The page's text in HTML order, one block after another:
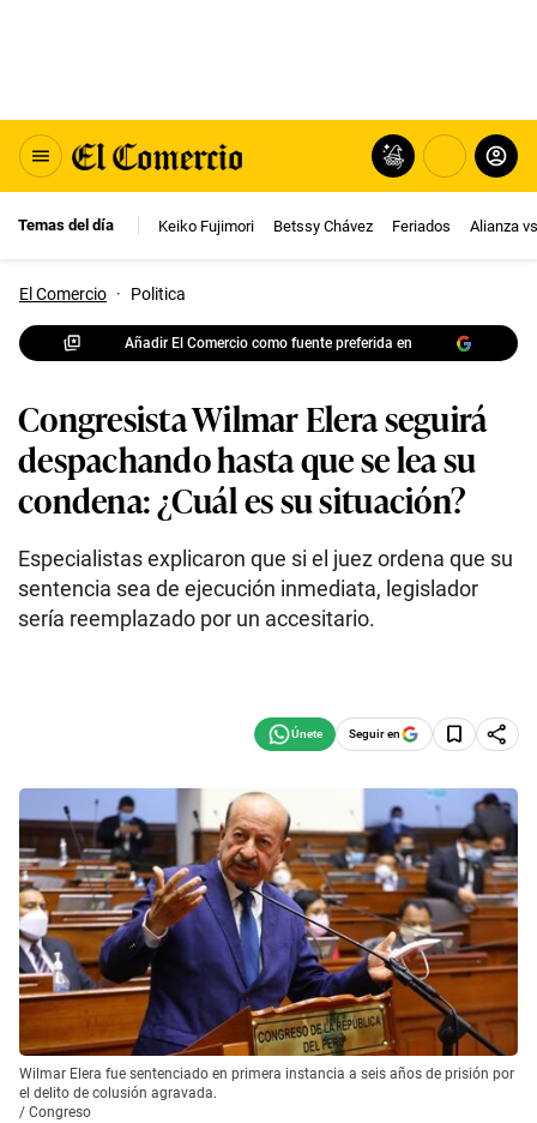
Temas del día Keiko Fujimori Betssy Chávez Feriados Alianza
El Comercio · Politica
Añadir El Comercio como fuente preferida en
Congresista Wilmar Elera seguirá
despachando hasta que se lea su
condena: ¿Cuál es su situación?
Especialistas explicaron que si el juez ordena que su
sentencia sea de ejecución inmediata, legislador
sería reemplazado por un accesitario.
Seguir en
Wilmar Elera fue sentenciado en primera instancia a seis años de prisión por
el delito de colusión agravada.
/ Congreso